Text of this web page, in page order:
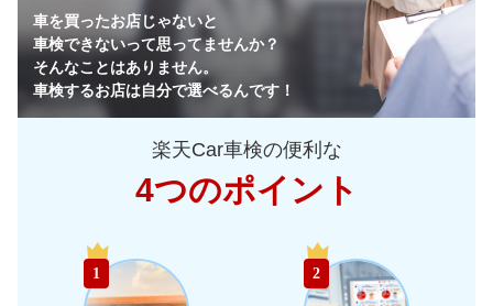
車を買ったお店じゃないと
車検できないって思ってませんか？
そんなことはありません。
車検するお店は自分で選べるんです！
楽天Car車検の便利な
4つのポイント
1 2